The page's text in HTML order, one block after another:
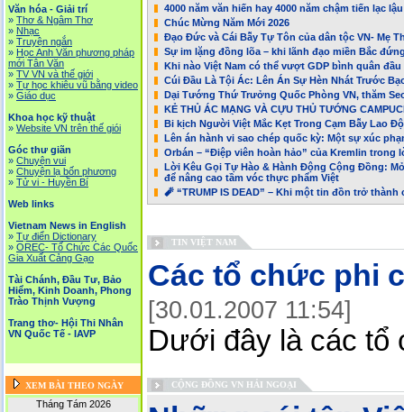
Văn hóa - Giải trí
» Thơ & Ngâm Thơ
» Nhạc
» Truyện ngắn
» Học Anh Văn phương pháp
mới Tân Văn
» TV VN và thế giới
» Tự học khiêu vũ bằng video
» Giáo dục
Khoa học kỹ thuật
» Website VN trên thế giói
Góc thư giãn
» Chuyện vui
» Chuyện lạ bốn phương
» Tử vi - Huyền Bí
Web links
Vietnam News in English
» Tự điển Dictionary
» OREC- Tố Chức Các Quốc
Gia Xuất Cảng Gạo
Tài Chánh, Đầu Tư, Bảo
Hiểm, Kinh Doanh, Phong
Trào Thịnh Vượng
Trang thơ- Hội Thi Nhân
VN Quốc Tế - IAVP
XEM BÀI THEO NGÀY
Tháng Tám 2026
4000 năm văn hiến hay 4000 năm chậm tiến lạc
Chúc Mừng Năm Mới 2026
Đạo Đức và Cái Bẫy Tự Tôn của dân tộc VN- Mẹ
Sự im lặng đồng lõa – khi lãnh đạo miền Bắc
Khi nào Việt Nam có thể vượt GDP bình quân
Cúi Đầu Là Tội Ác: Lên Án Sự Hèn Nhát Trước
Dại Tướng Thứ Trưởng Quốc Phòng VN, thăm
KẺ THỦ ÁC MẠNG VÀ CỰU THỦ TƯỚNG
Bi kịch Người Việt Mắc Kẹt Trong Cạm Bẫy Lao
Lên án hành vi sao chép quốc kỳ: Một sự xúc
Orbán – “Điệp viên hoàn hảo” của Kremlin trong
Lời Kêu Gọi Tự Hào & Hành Động Cộng Đồng:
để nâng cao tầm vóc thực phẩm Việt
🧨 “TRUMP IS DEAD” – Khi một tin đồn trở
TIN VIỆT NAM
Các tổ chức phi
[30.01.2007 11:54]
Dưới đây là các tổ
CỘNG ĐỒNG VN HẢI NGOẠI